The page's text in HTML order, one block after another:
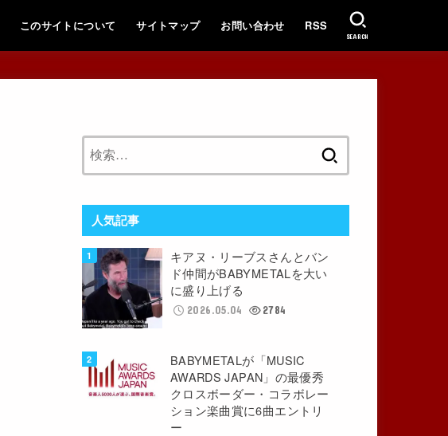
このサイトについて サイトマップ お問い合わせ RSS
SEARCH
人気記事
キアヌ・リーブスさんとバン
ド仲間がBABYMETALを大い
に盛り上げる
2026.05.04 2784
BABYMETALが「MUSIC
AWARDS JAPAN」の最優秀
クロスボーダー・コラボレー
ション楽曲賞に6曲エントリ
ー